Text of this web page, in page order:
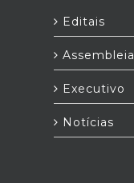
Editais
Assembleia
Executivo
Notícias